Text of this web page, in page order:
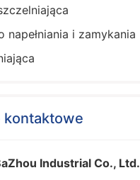
napełniania i zamykania
kontaktowe
Industrial Co., Ltd.